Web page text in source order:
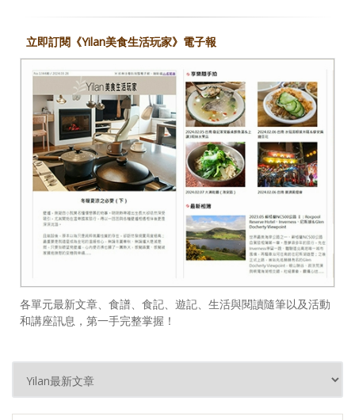
立即訂閱《Yilan美食生活玩家》電子報
各單元最新文章、食譜、食記、遊記、生活與閱讀隨筆以及活動
和講座訊息，第一手完整掌握！